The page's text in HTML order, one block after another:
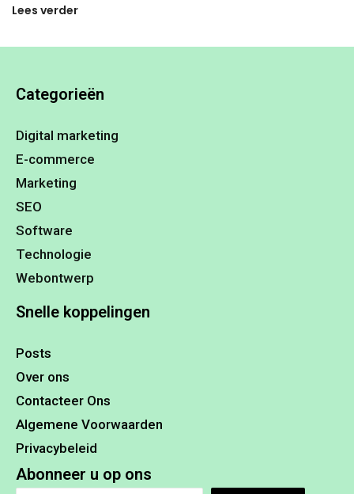
Lees verder
Categorieën
Digital marketing
E-commerce
Marketing
SEO
Software
Technologie
Webontwerp
Snelle koppelingen
Posts
Over ons
Contacteer Ons
Algemene Voorwaarden
Privacybeleid
Abonneer u op ons